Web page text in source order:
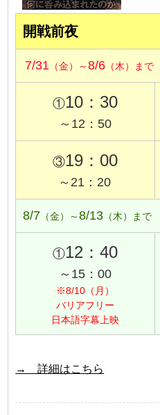
開戦前夜
7/31 （金）～8/6 （木）まで
①10：30
～12：50
③19：00
～21：20
8/7 （金）～8/13 （木）まで
①12：40
～15：00
※8/10（月）
バリアフリー
日本語字幕上映
→ 詳細はこちら